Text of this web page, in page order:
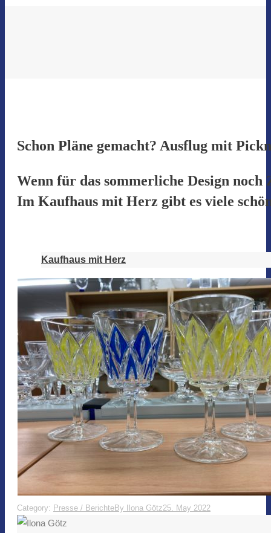
Schon Pläne gemacht? Ausflug mit
Wenn für das sommerliche Design
Im Kaufhaus mit Herz gibt es viele
Kaufhaus mit Herz
Category: Presse / BerichteBy Ilona Götz25. May 2022